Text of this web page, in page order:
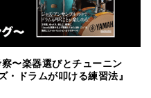
〜楽器選びとチューニン
ドラムが叩ける練習法』